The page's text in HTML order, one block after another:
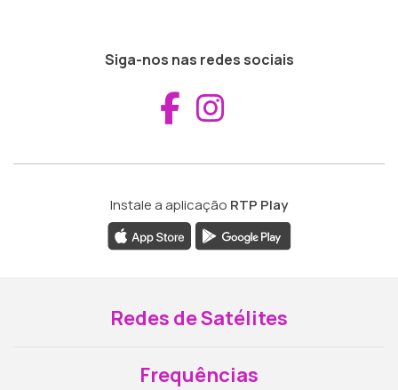
Siga-nos nas redes sociais
Aceder ao
Instale a aplicação RTP Play
Redes de Satélites
Frequências